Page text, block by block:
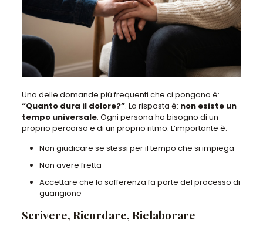
Una delle domande più frequenti che ci pongono è:
“Quanto dura il dolore?”. La risposta è: non esiste un
tempo universale. Ogni persona ha bisogno di un
proprio percorso e di un proprio ritmo. L’importante è:
Non giudicare se stessi per il tempo che si impiega
Non avere fretta
Accettare che la sofferenza fa parte del processo di
guarigione
Scrivere, Ricordare, Rielaborare